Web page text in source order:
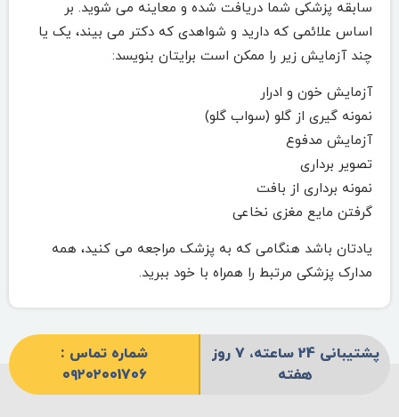
سابقه پزشکی شما دریافت شده و معاینه می شوید. بر
اساس علائمی که دارید و شواهدی که دکتر می بیند، یک یا
چند آزمایش زیر را ممکن است برایتان بنویسد:
آزمایش خون و ادرار
نمونه گیری از گلو (سواب گلو)
آزمایش مدفوع
تصویر برداری
نمونه برداری از بافت
گرفتن مایع مغزی نخاعی
یادتان باشد هنگامی که به پزشک مراجعه می کنید، همه
مدارک پزشکی مرتبط را همراه با خود ببرید.
پشتیبانی 24 ساعته، 7 روز
هفته
شماره تماس :
۰۹۲۰۲۰۰1706